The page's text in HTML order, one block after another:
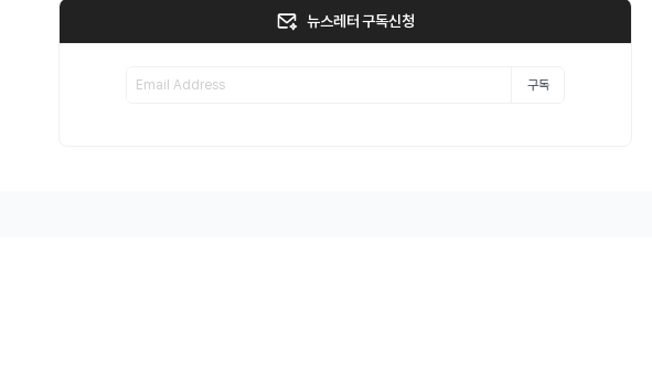
뉴스레터 구독신청
구독